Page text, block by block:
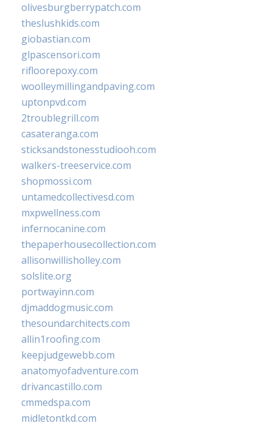
olivesburgberrypatch.com
theslushkids.com
giobastian.com
glpascensori.com
rifloorepoxy.com
woolleymillingandpaving.com
uptonpvd.com
2troublegrill.com
casateranga.com
sticksandstonesstudiooh.com
walkers-treeservice.com
shopmossi.com
untamedcollectivesd.com
mxpwellness.com
infernocanine.com
thepaperhousecollection.com
allisonwillisholley.com
solslite.org
portwayinn.com
djmaddogmusic.com
thesoundarchitects.com
allin1roofing.com
keepjudgewebb.com
anatomyofadventure.com
drivancastillo.com
cmmedspa.com
midletontkd.com